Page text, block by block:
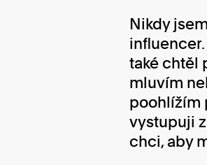
Nikdy
také chtěl
mluvím
poohlížím
vystupuji
chci, aby